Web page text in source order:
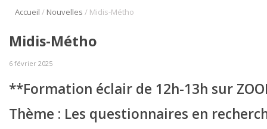
Accueil / Nouvelles / Midis-Métho
Midis-Métho
6 février 2025
**Formation éclair de 12h-13h sur
Thème : Les questionnaires en